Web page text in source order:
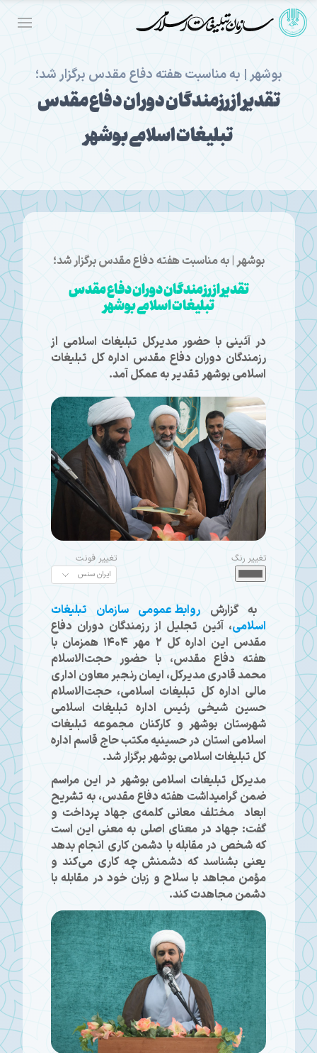
بوشهر | به مناسبت هفته دفاع مقدس برگزار شد؛
تقدیر از رزمندگان دوران دفاع مقدس
تبلیغات اسلامی بوشهر
بوشهر | به مناسبت هفته دفاع مقدس برگزار شد؛
تقدیر از رزمندگان دوران دفاع مقدس
تبلیغات اسلامی بوشهر
در آئینی با حضور مدیرکل تبلیغات اسلامی از
رزمندگان دوران دفاع مقدس اداره کل تبلیغات
اسلامی بوشهر تقدیر به عمکل آمد.
تغییر رنگ تغییر فونت
به گزارش روابط عمومی سازمان تبلیغات
اسلامی، آئین تجلیل از رزمندگان دوران دفاع
مقدس این اداره کل 2 مهر 1404 همزمان با
هفته دفاع مقدس، با حضور حجت‌الاسلام
محمد قادری مدیرکل، ایمان رنجبر معاون اداری
مالی اداره کل تبلیغات اسلامی، حجت‌الاسلام
حسین شیخی رئیس اداره تبلیغات اسلامی
شهرستان بوشهر و کارکنان مجموعه تبلیغات
اسلامی استان در حسینیه مکتب حاج قاسم اداره
کل تبلیغات اسلامی بوشهر برگزار شد.
مدیرکل تبلیغات اسلامی بوشهر در این مراسم
ضمن گرامیداشت هفته دفاع مقدس، به تشریح
ابعاد مختلف معانی کلمه‌ی جهاد پرداخت و
گفت: جهاد در معنای اصلی به معنی این است
که شخص در مقابله با دشمن کاری انجام بدهد
یعنی بشناسد که دشمنش چه کاری می‌کند و
مؤمن مجاهد با سلاح و زبان خود در مقابله با
دشمن مجاهدت کند.